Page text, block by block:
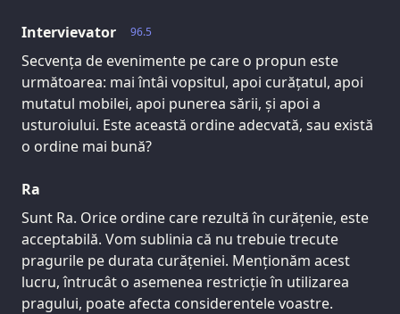
96.5
Intervievator
Secvența de evenimente pe care o propun este
următoarea: mai întâi vopsitul, apoi curățatul, apoi
mutatul mobilei, apoi punerea sării, și apoi a
usturoiului. Este această ordine adecvată, sau există
o ordine mai bună?
Ra
Sunt Ra. Orice ordine care rezultă în curățenie, este
acceptabilă. Vom sublinia că nu trebuie trecute
pragurile pe durata curățeniei. Menționăm acest
lucru, întrucât o asemenea restricție în utilizarea
pragului, poate afecta considerentele voastre.